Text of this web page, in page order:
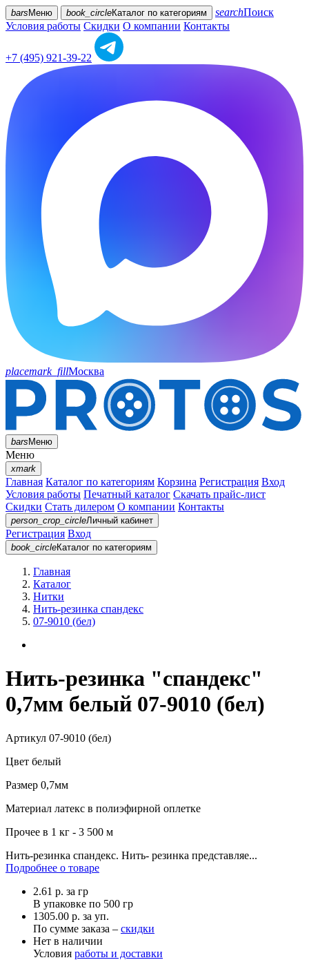
bars Меню book_circleКаталог по категориям searchПоиск
Условия работы Скидки О компании Контакты
+7 (495) 921-39-22
placemark_fillМосква
barsМеню
Меню
xmark
Главная Каталог по категориям Корзина Регистрация Вход
Условия работы Печатный каталог Скачать прайс-лист
Скидки Стать дилером О компании Контакты
person_crop_circleЛичный кабинет
Регистрация Вход
book_circleКаталог по категориям
Главная
Каталог
Нитки
Нить-резинка спандекс
07-9010 (бел)
Нить-резинка "спандекс"
0,7мм белый 07-9010 (бел)
Артикул 07-9010 (бел)
Цвет белый
Размер 0,7мм
Материал латекс в полиэфирной оплетке
Прочее в 1 кг - 3 500 м
Нить-резинка спандекс. Нить- резинка представляе...
Подробнее о товаре
2.61 р. за гр
В упаковке по 500 гр
1305.00 р. за уп.
По сумме заказа – скидки
Нет в наличии
Условия работы и доставки